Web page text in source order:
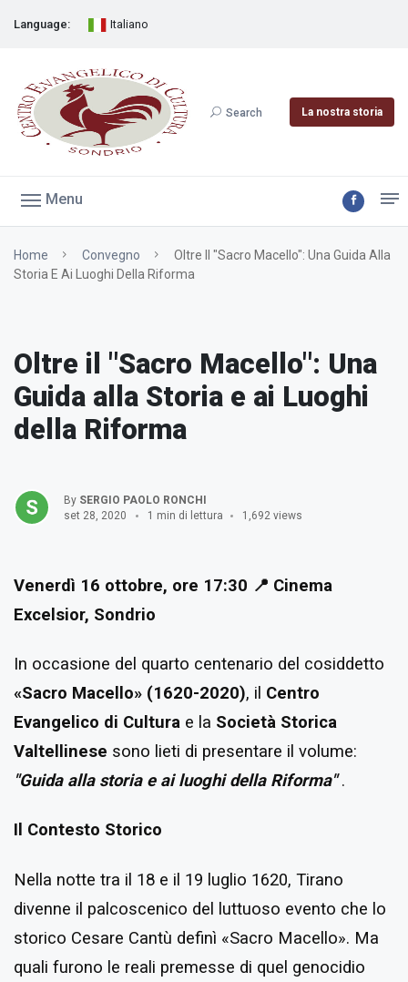
Language: Italiano
Search La nostra storia
Menu
Home Convegno
Oltre Il "Sacro Macello": Una Guida Alla
Storia E Ai Luoghi Della Riforma
Oltre il "Sacro Macello": Una
Guida alla Storia e ai Luoghi
della Riforma
By SERGIO PAOLO RONCHI
set 28, 2020
1 min di lettura 1,692 views
Venerdì 16 ottobre, ore 17:30 📍 Cinema
Excelsior, Sondrio
In occasione del quarto centenario del cosiddetto
«Sacro Macello» (1620-2020), il Centro
Evangelico di Cultura e la Società Storica
Valtellinese sono lieti di presentare il volume:
"Guida alla storia e ai luoghi della Riforma" .
Il Contesto Storico
Nella notte tra il 18 e il 19 luglio 1620, Tirano
divenne il palcoscenico del luttuoso evento che lo
storico Cesare Cantù definì «Sacro Macello». Ma
quali furono le reali premesse di quel genocidio